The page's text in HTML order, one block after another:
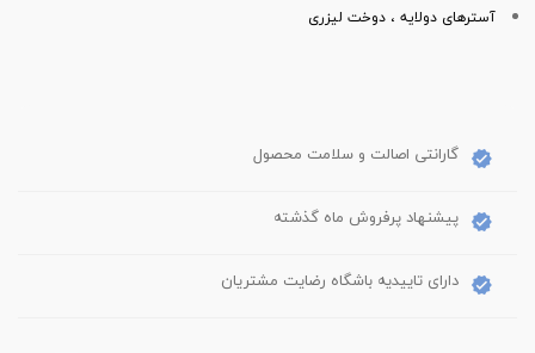
آسترهای دولایه ، دوخت لیزری
گارانتی اصالت و سلامت محصول
پیشنهاد پرفروش ماه گذشته
دارای تاییدیه باشگاه رضایت مشتریان